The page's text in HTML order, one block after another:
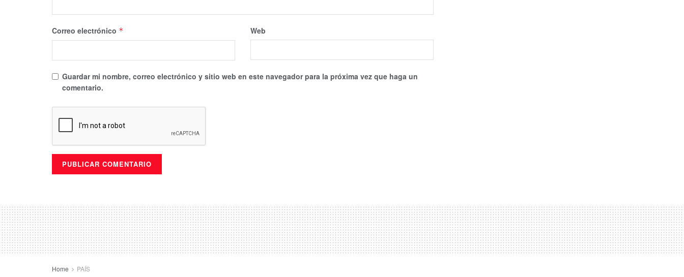
Correo electrónico * Web
Guardar mi nombre, correo electrónico y sitio web en este navegador para la próxima vez que haga un
comentario.
Home PAÍS